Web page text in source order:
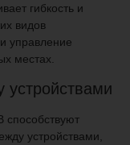
гибкость и
видов
управление
местах.
способствуют
устройствами,